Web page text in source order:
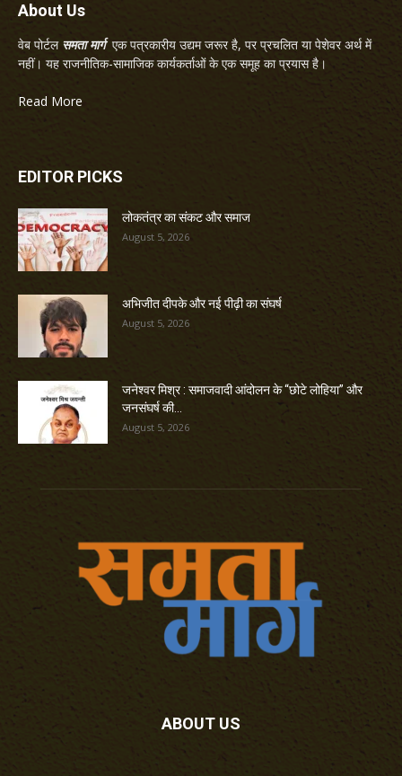
About Us
वेब पोर्टल समता मार्गएक पत्रकारीय उद्यम जरूर है, पर प्रचलित या पेशेवर अर्थ में
नहीं। यह राजनीतिक-सामाजिक कार्यकर्ताओं के एक समूह का प्रयास है।
Read More
EDITOR PICKS
लोकतंत्र का संकट और समाज
August 5, 2026
अभिजीत दीपके और नई पीढ़ी का संघर्ष
August 5, 2026
जनेश्वर मिश्र : समाजवादी आंदोलन के “छोटे लोहिया” और
जनसंघर्ष की...
August 5, 2026
ABOUT US